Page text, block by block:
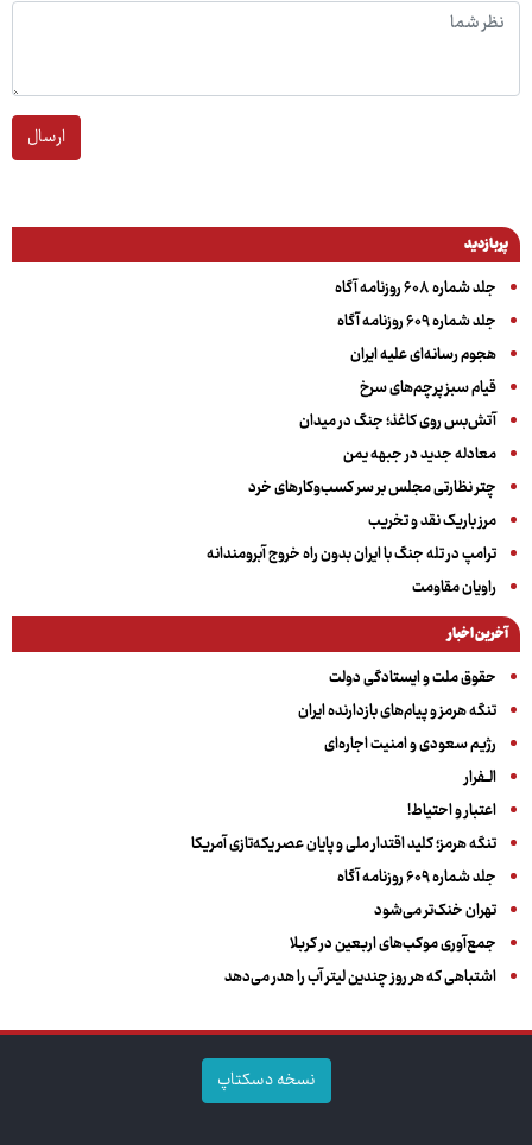
ارسال
پربازدید
جلد شماره ۶۰۸ روزنامه آگاه
جلد شماره ۶۰۹ روزنامه آگاه
هجوم رسانه‌ای علیه ایران
قیام سبز پرچم‌های سرخ
آتش‌بس روی کاغذ؛ جنگ در میدان
معادله جدید در جبهه یمن
چتر نظارتی مجلس بر سر کسب‌وکارهای خرد
مرز باریک نقد و تخریب
ترامپ در تله جنگ با ایران بدون راه خروج آبرومندانه
راویان مقاومت
آخرین اخبار
حقوق ملت و ایستادگی دولت
تنگه هرمز و پیام‌های بازدارنده ایران
رژیم سعودی و امنیت اجاره‌ای
الــفرار
اعتبار و احتیاط!
تنگه هرمز؛ کلید اقتدار ملی و پایان عصر یکه‌تازی آمریکا
جلد شماره ۶۰۹ روزنامه آگاه
تهران خنک‌تر می‌شود
جمع‌آوری موکب‌های اربعین در کربلا
اشتباهی که هر روز چندین لیتر آب را هدر می‌دهد
نسخه دسکتاپ